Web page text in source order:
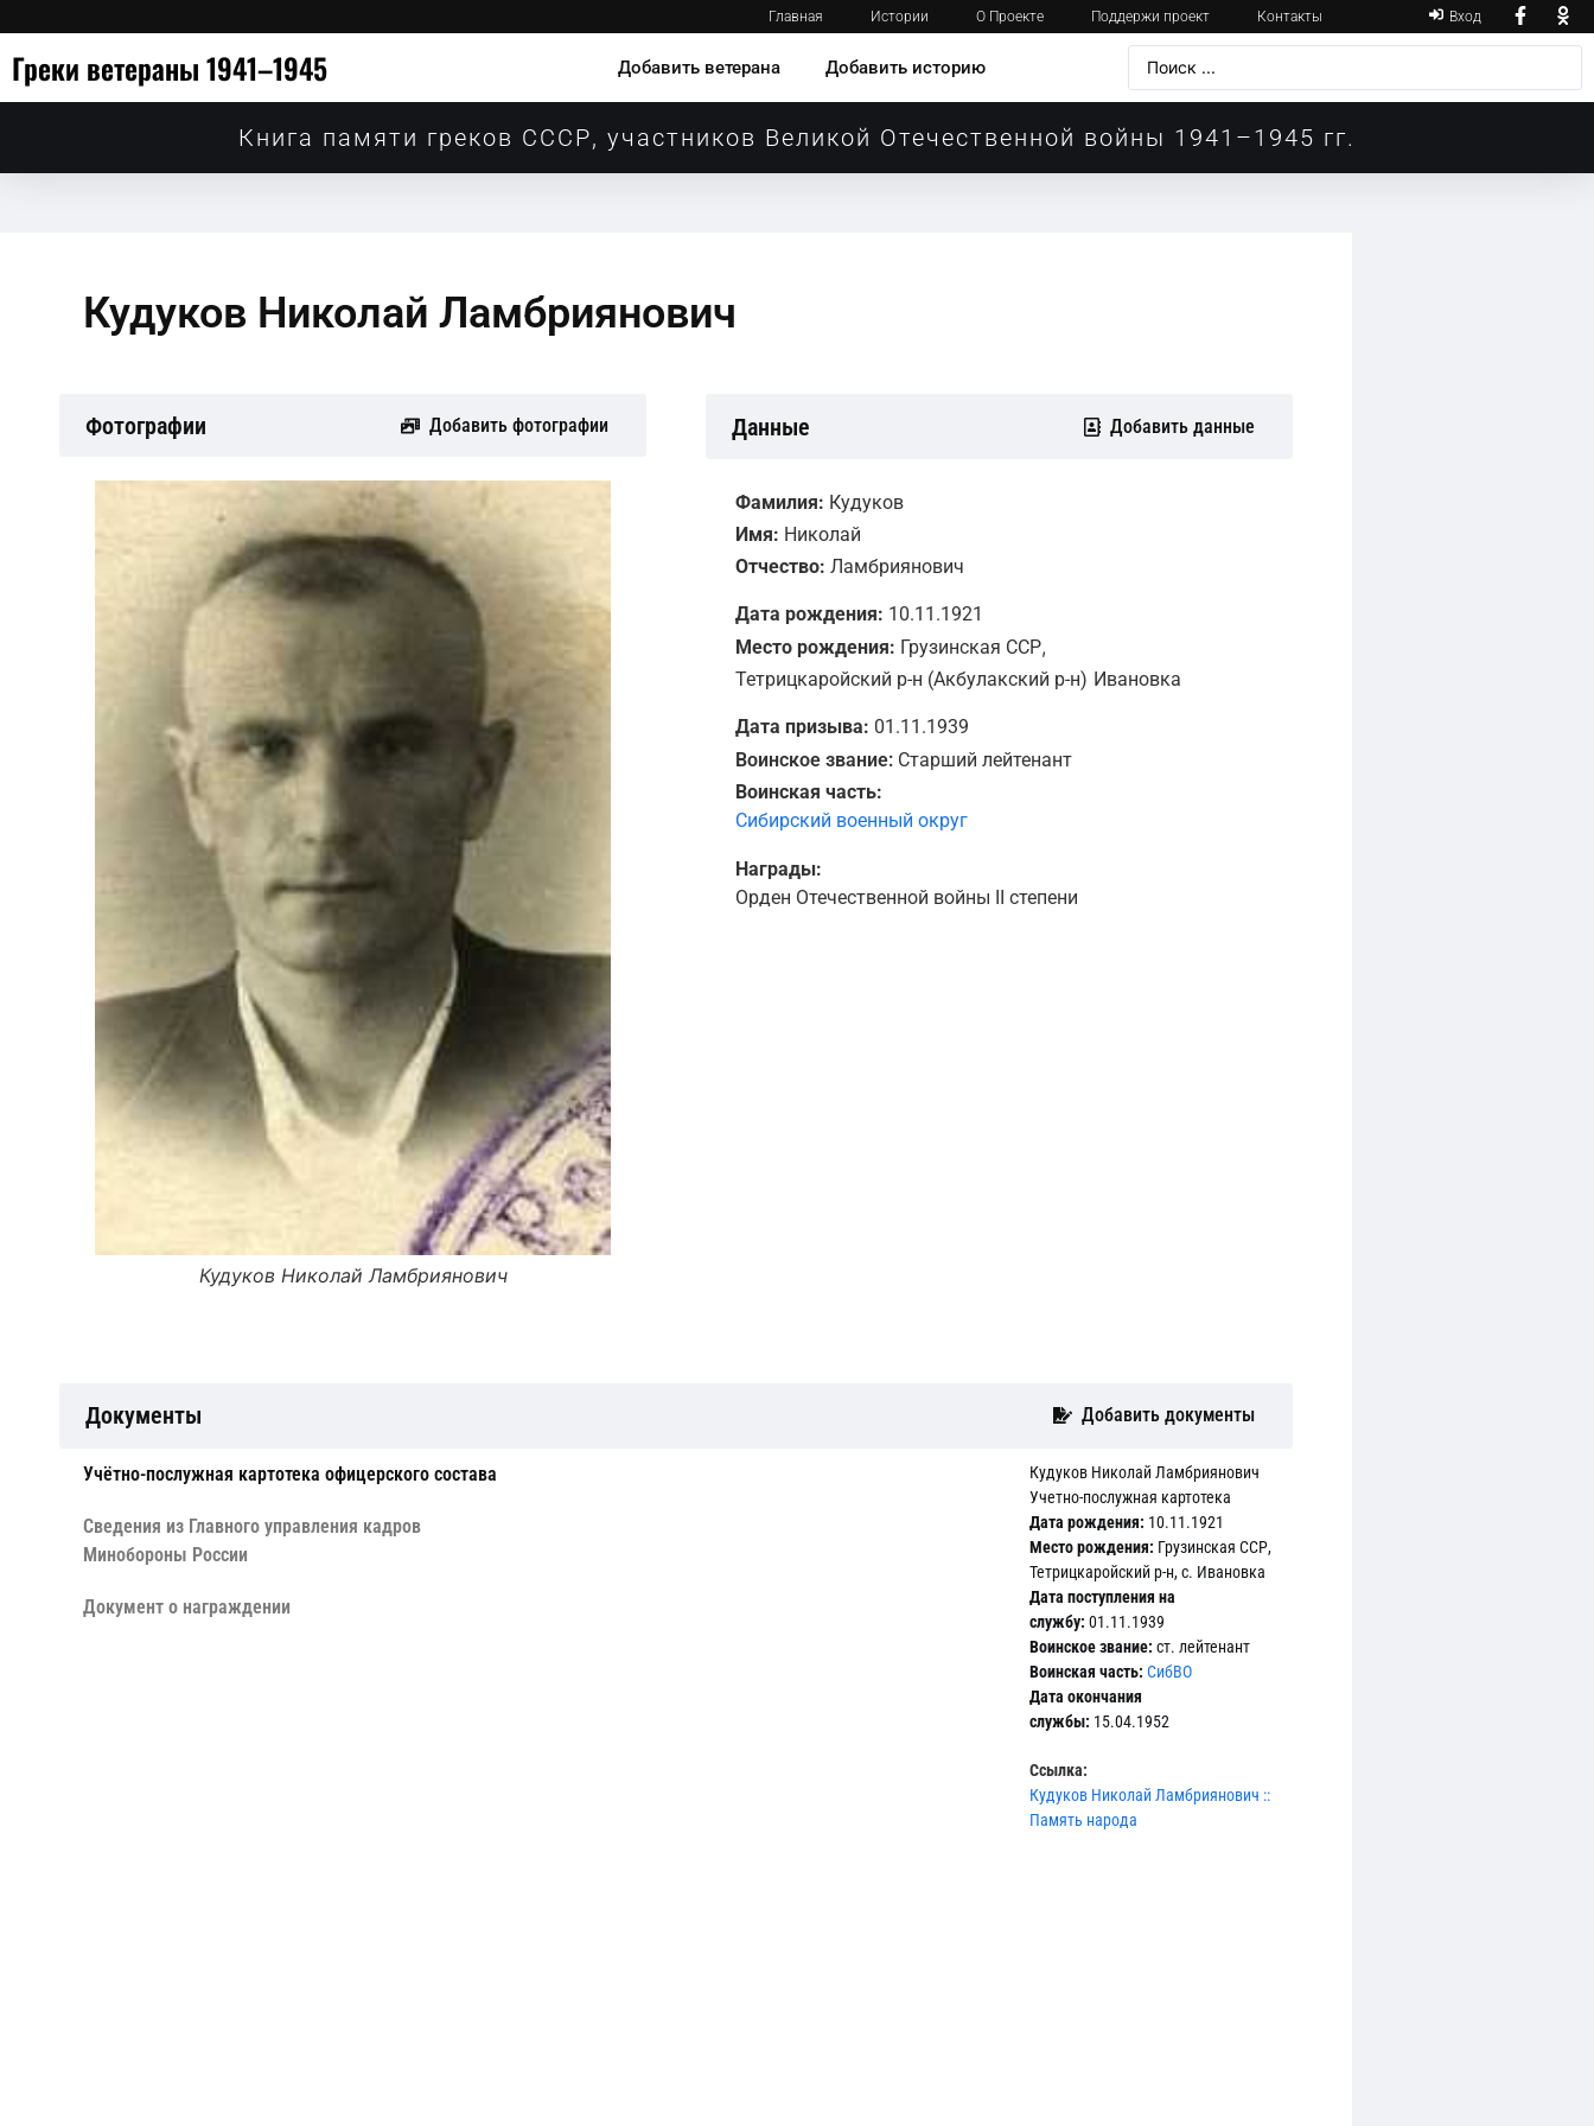
Главная Истории О Проекте Поддержи проект Контакты Вход
Греки ветераны 1941–1945 Добавить ветерана Добавить историю
Книга памяти греков СССР, участников Великой Отечественной войны 1941–1945 гг.
Кудуков Николай Ламбриянович
Фотографии Добавить фотографии
Кудуков Николай Ламбриянович
Данные Добавить данные
Фамилия: Кудуков
Имя: Николай
Отчество: Ламбриянович
Дата рождения: 10.11.1921
Место рождения: Грузинская ССР,
Тетрицкаройский р-н (Акбулакский р-н) Ивановка
Дата призыва: 01.11.1939
Воинское звание: Старший лейтенант
Воинская часть:
Сибирский военный округ
Награды:
Орден Отечественной войны II степени
Документы Добавить документы
Учётно-послужная картотека офицерского состава
Сведения из Главного управления кадров
Минобороны России
Документ о награждении
Кудуков Николай Ламбриянович
Учетно-послужная картотека
Дата рождения: 10.11.1921
Место рождения: Грузинская ССР,
Тетрицкаройский р-н, с. Ивановка
Дата поступления на
службу: 01.11.1939
Воинское звание: ст. лейтенант
Воинская часть: СибВО
Дата окончания
службы: 15.04.1952
Ссылка:
Кудуков Николай Ламбриянович ::
Память народа